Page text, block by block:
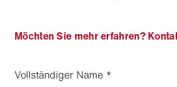
Möchten Sie mehr erfahren?
Vollständiger Name *